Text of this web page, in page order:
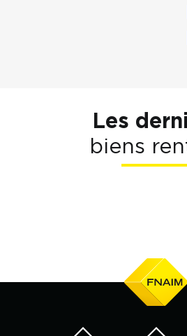
Les
biens